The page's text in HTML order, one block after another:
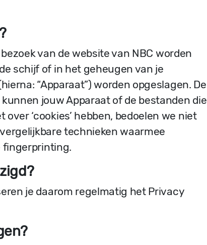
van de website van NBC worden
schijf of in het geheugen van je
“Apparaat”) worden opgeslagen. De
jouw Apparaat of de bestanden die
‘cookies’ hebben, bedoelen we niet
technieken waarmee
fingerprinting.
je daarom regelmatig het Privacy